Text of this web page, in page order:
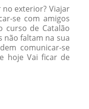
exterior? Viajar
se com amigos
curso de Catalão
não faltam na sua
comunicar-se
hoje Vai ficar de